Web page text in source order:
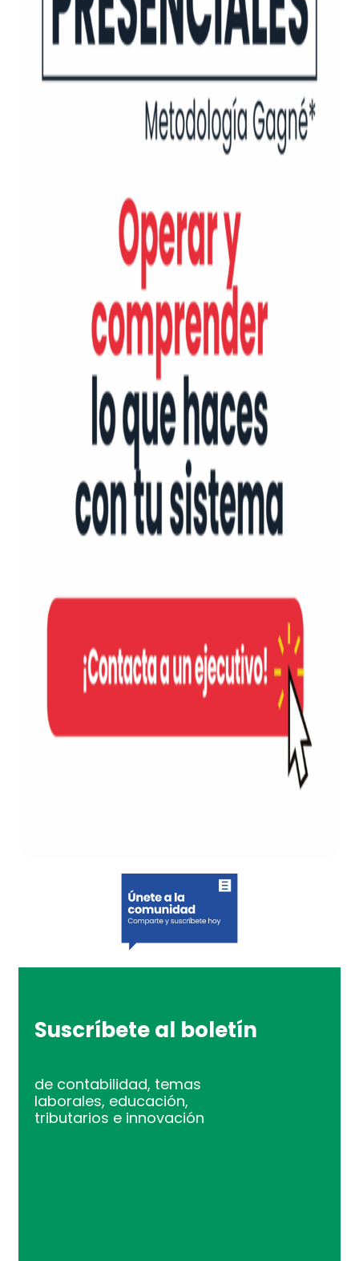
Suscríbete al boletín
de contabilidad, temas
laborales, educación,
tributarios e innovación